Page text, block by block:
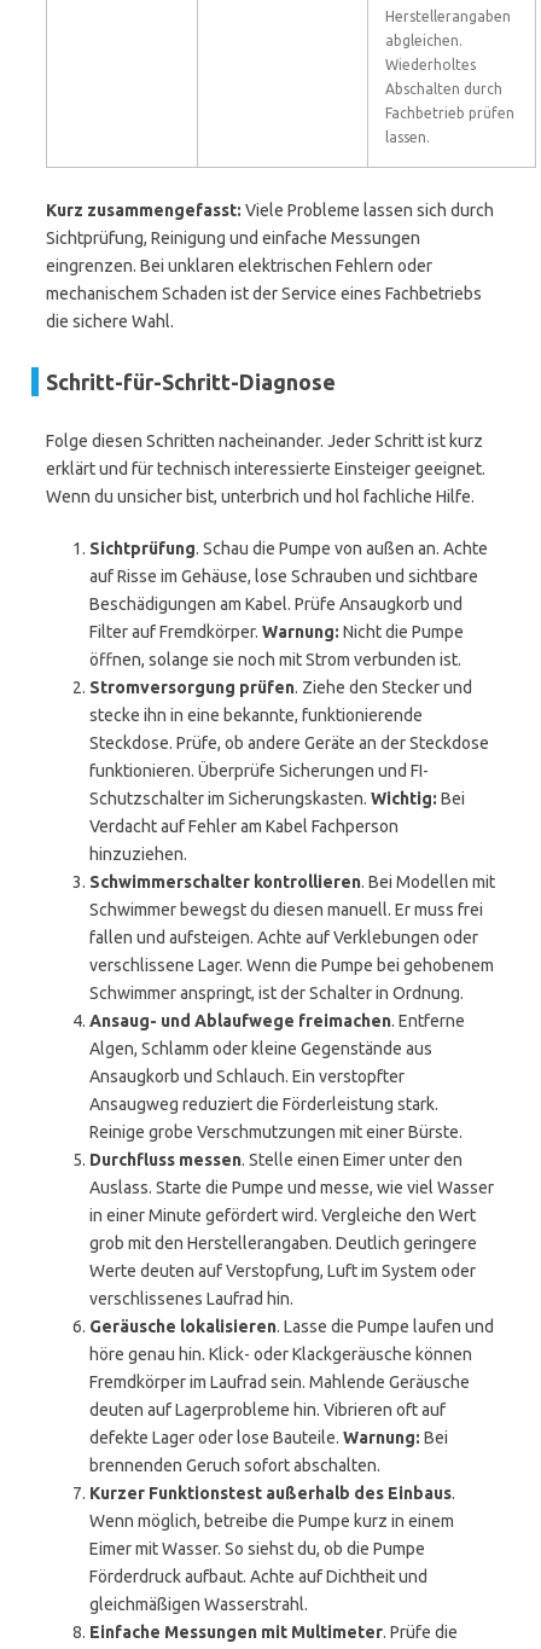
Herstellerangaben
abgleichen.
Wiederholtes
Abschalten durch
Fachbetrieb prüfen
lassen.
Kurz zusammengefasst: Viele Probleme lassen sich durch
Sichtprüfung, Reinigung und einfache Messungen
eingrenzen. Bei unklaren elektrischen Fehlern oder
mechanischem Schaden ist der Service eines Fachbetriebs
die sichere Wahl.
Schritt-für-Schritt-Diagnose
Folge diesen Schritten nacheinander. Jeder Schritt ist kurz
erklärt und für technisch interessierte Einsteiger geeignet.
Wenn du unsicher bist, unterbrich und hol fachliche Hilfe.
Sichtprüfung. Schau die Pumpe von außen an. Achte
auf Risse im Gehäuse, lose Schrauben und sichtbare
Beschädigungen am Kabel. Prüfe Ansaugkorb und
Filter auf Fremdkörper. Warnung: Nicht die Pumpe
öffnen, solange sie noch mit Strom verbunden ist.
Stromversorgung prüfen. Ziehe den Stecker und
stecke ihn in eine bekannte, funktionierende
Steckdose. Prüfe, ob andere Geräte an der Steckdose
funktionieren. Überprüfe Sicherungen und FI-
Schutzschalter im Sicherungskasten. Wichtig: Bei
Verdacht auf Fehler am Kabel Fachperson
hinzuziehen.
Schwimmerschalter kontrollieren. Bei Modellen mit
Schwimmer bewegst du diesen manuell. Er muss frei
fallen und aufsteigen. Achte auf Verklebungen oder
verschlissene Lager. Wenn die Pumpe bei gehobenem
Schwimmer anspringt, ist der Schalter in Ordnung.
Ansaug- und Ablaufwege freimachen. Entferne
Algen, Schlamm oder kleine Gegenstände aus
Ansaugkorb und Schlauch. Ein verstopfter
Ansaugweg reduziert die Förderleistung stark.
Reinige grobe Verschmutzungen mit einer Bürste.
Durchfluss messen. Stelle einen Eimer unter den
Auslass. Starte die Pumpe und messe, wie viel Wasser
in einer Minute gefördert wird. Vergleiche den Wert
grob mit den Herstellerangaben. Deutlich geringere
Werte deuten auf Verstopfung, Luft im System oder
verschlissenes Laufrad hin.
Geräusche lokalisieren. Lasse die Pumpe laufen und
höre genau hin. Klick- oder Klackgeräusche können
Fremdkörper im Laufrad sein. Mahlende Geräusche
deuten auf Lagerprobleme hin. Vibrieren oft auf
defekte Lager oder lose Bauteile. Warnung: Bei
brennenden Geruch sofort abschalten.
Kurzer Funktionstest außerhalb des Einbaus.
Wenn möglich, betreibe die Pumpe kurz in einem
Eimer mit Wasser. So siehst du, ob die Pumpe
Förderdruck aufbaut. Achte auf Dichtheit und
gleichmäßigen Wasserstrahl.
Einfache Messungen mit Multimeter. Prüfe die